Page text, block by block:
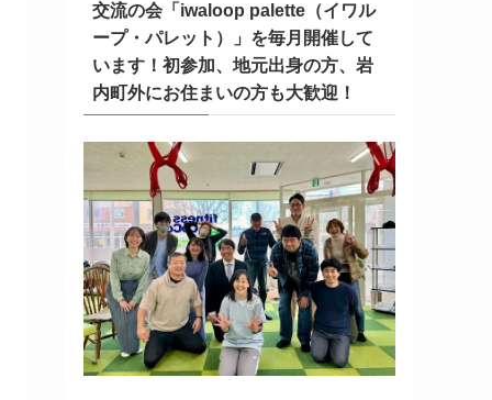
交流の会「iwaloop palette（イワル
ープ・パレット）」を毎月開催して
います！初参加、地元出身の方、岩
内町外にお住まいの方も大歓迎！